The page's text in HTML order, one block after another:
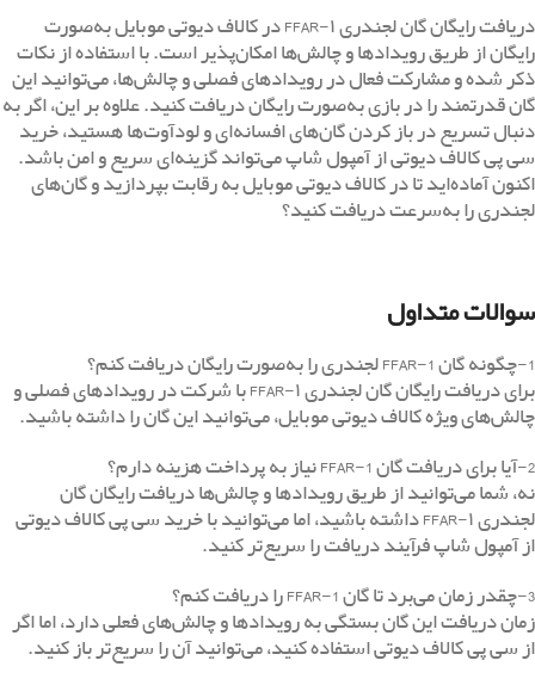
دریافت رایگان گان لجندری FFAR-۱ در کالاف دیوتی موبایل به‌صورت
رایگان از طریق رویدادها و چالش‌ها امکان‌پذیر است. با استفاده از نکات
ذکر شده و مشارکت فعال در رویدادهای فصلی و چالش‌ها، می‌توانید این
گان قدرتمند را در بازی به‌صورت رایگان دریافت کنید. علاوه بر این، اگر به
دنبال تسریع در باز کردن گان‌های افسانه‌ای و لودآوت‌ها هستید، خرید
سی پی کالاف دیوتی از آمپول شاپ می‌تواند گزینه‌ای سریع و امن باشد.
اکنون آماده‌اید تا در کالاف دیوتی موبایل به رقابت بپردازید و گان‌های
لجندری را به‌سرعت دریافت کنید؟
سوالات متداول
1-چگونه گان FFAR-1 لجندری را به‌صورت رایگان دریافت کنم؟
برای دریافت رایگان گان لجندری FFAR-۱ با شرکت در رویدادهای فصلی و
چالش‌های ویژه کالاف دیوتی موبایل، می‌توانید این گان را داشته باشید.
2-آیا برای دریافت گان FFAR-1 نیاز به پرداخت هزینه دارم؟
نه، شما می‌توانید از طریق رویدادها و چالش‌ها دریافت رایگان گان
لجندری FFAR-۱ داشته باشید، اما می‌توانید با خرید سی پی کالاف دیوتی
از آمپول شاپ فرآیند دریافت را سریع‌تر کنید.
3-چقدر زمان می‌برد تا گان FFAR-1 را دریافت کنم؟
زمان دریافت این گان بستگی به رویدادها و چالش‌های فعلی دارد، اما اگر
از سی پی کالاف دیوتی استفاده کنید، می‌توانید آن را سریع‌تر باز کنید.